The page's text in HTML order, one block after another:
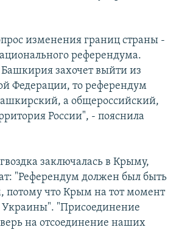
изменения границ страны -
референдума.
захочет выйти из
Федерации, то референдум
а общероссийский,
России", - пояснила
заключалась в Крыму,
"Референдум должен был быть
потому что Крым на тот момент
Украины". "Присоединение
на отсоединение наших